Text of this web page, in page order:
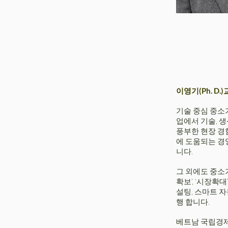
이영기(Ph. D.)
기술 중심 중소
업에서 기술,
풍부한 현장
에 도움되는 경
니다.
그 외에도 중소
확보’, ‘시장확
설팅, 스마트
행 합니다.
베트남 국립경